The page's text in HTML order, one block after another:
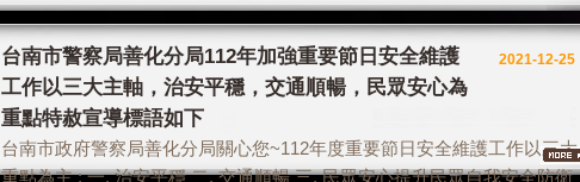
台南市警察局善化分局112年加強重要節日安全維護
工作以三大主軸，治安平穩，交通順暢，民眾安心為
重點特赦宣導標語如下
2021-12-25
台南市政府警察局善化分局關心您~112年度重要節日安全維護工作以三大
重點為主 : 一. 治安平穩 二. 交通順暢 三. 民眾安心提升民眾自我安全防衛